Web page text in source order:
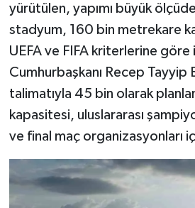
yürütülen, yapımı büyük
stadyum, 160 bin metrekare
UEFA ve FIFA kriterlerine göre
Cumhurbaşkanı Recep Tayyip
talimatıyla 45 bin olarak
kapasitesi, uluslararası
ve final maç organizasyonları